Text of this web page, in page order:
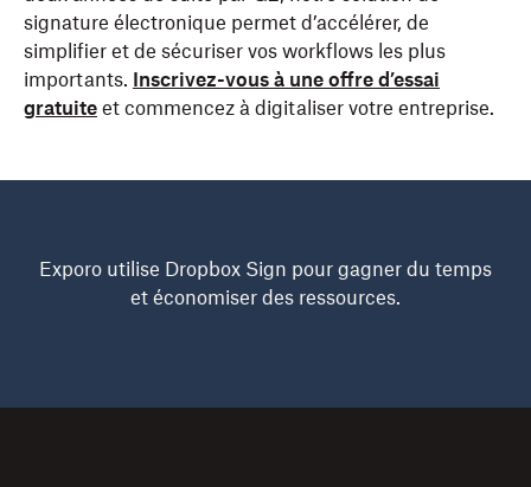
signature électronique permet d’accélérer, de
simplifier et de sécuriser vos workflows les plus
importants.
Inscrivez-vous à une offre d’essai
gratuite et commencez à digitaliser votre entreprise.
Exporo utilise Dropbox Sign pour gagner du temps
et économiser des ressources.